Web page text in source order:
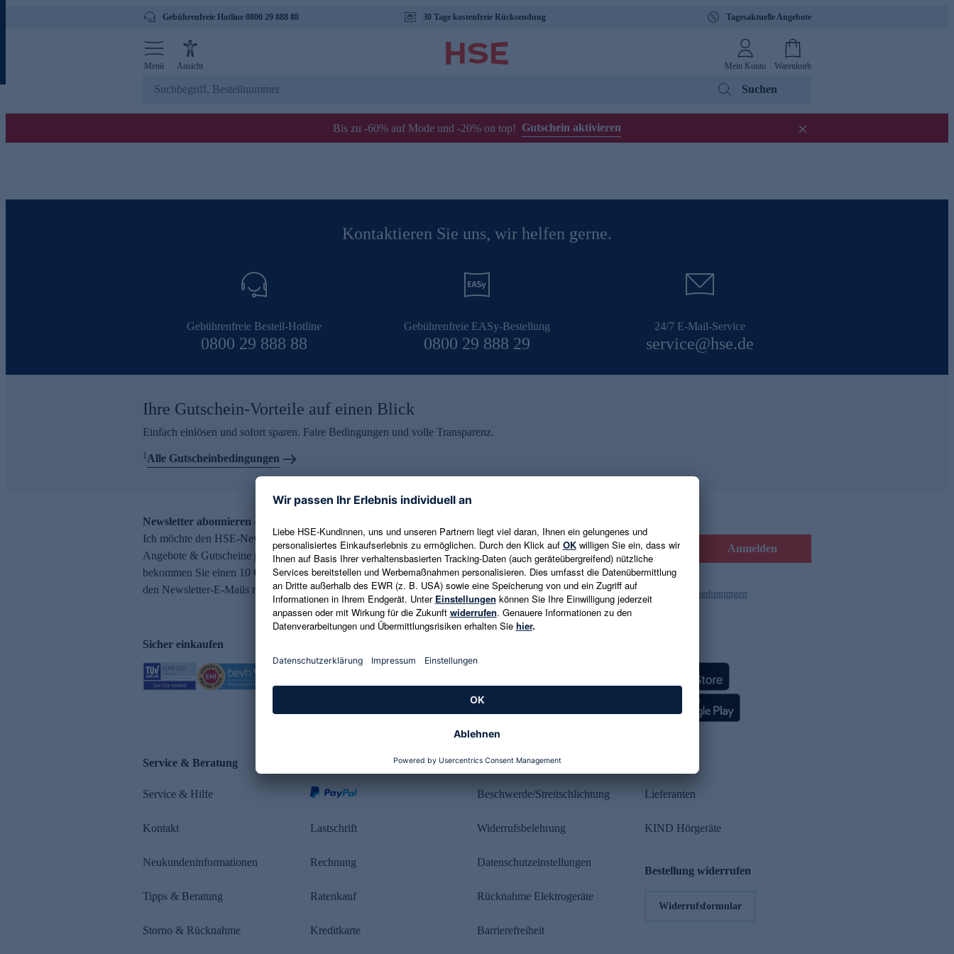
Gebührenfreie Hotline 0800 29 888 88 30 Tage kostenfreie Rücksendung Tagesaktuelle Angebote
Menü Ansicht Mein Konto Warenkorb
Suchen
Bis zu -60% auf Mode und -20% on top! Gutschein aktivieren
Kontaktieren Sie uns, wir helfen gerne.
Gebührenfreie Bestell-Hotline
0800 29 888 88
Gebührenfreie EASy-Bestellung
0800 29 888 29
24/7 E-Mail-Service
service@hse.de
Ihre Gutschein-Vorteile auf einen Blick
Einfach einlösen und sofort sparen. Faire Bedingungen und volle Transparenz.
1Alle Gutscheinbedingungen
Newsletter abonnieren – 10 € Gutschein erhalten
Ich möchte den HSE-Newsletter abonnieren und aktuelle Trends,
Angebote & Gutscheine per E-Mail erhalten. Als Dankeschön
bekommen Sie einen 10 € Gutschein. Eine Abmeldung ist jederzeit in
den Newsletter-E-Mails möglich.
E-Mail-Adresse eingeben Anmelden
Es gelten die Datenschutzrichtlinien und die Gutscheinbedingungen
Sicher einkaufen
Service & Beratung
Service & Hilfe
Kontakt
Neukundeninformationen
Tipps & Beratung
Storno & Rücknahme
Lastschrift
Rechnung
Ratenkauf
Kreditkarte
Rechtliches
Beschwerde/Streitschlichtung
Widerrufsbelehrung
Datenschutzeinstellungen
Rücknahme Elektrogeräte
Barrierefreiheit
Lieferanten
KIND Hörgeräte
Bestellung widerrufen
Widerrufsformular